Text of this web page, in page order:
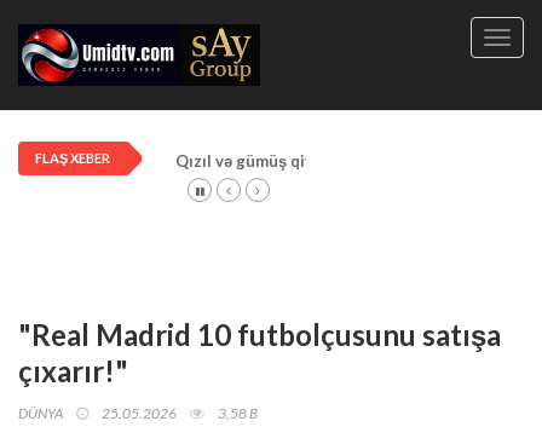
FLAŞ XEBER Qızıl və gümüş qiymətləri artdı!
"Real Madrid 10 futbolçusunu satışa
çıxarır!"
DÜNYA 25.05.2026 3,58 B